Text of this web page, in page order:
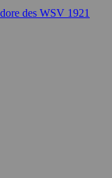
des WSV 1921